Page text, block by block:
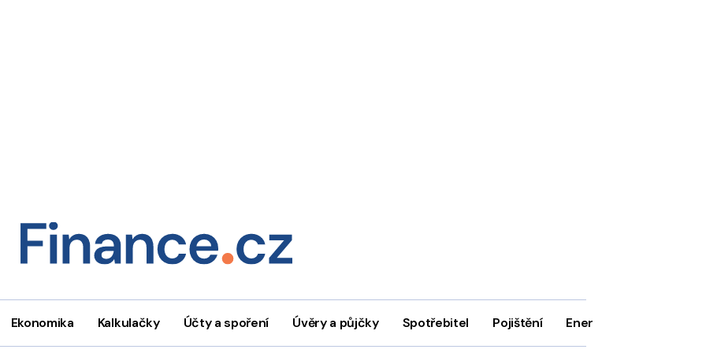
Ekonomika Kalkulačky Účty a spoření Úvěry a půjčky Spotřebitel Pojištění Energie